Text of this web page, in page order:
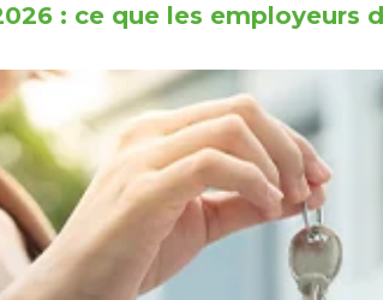
: ce que les employeurs